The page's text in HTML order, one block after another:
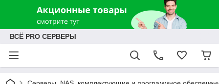
ВСЁ PRO СЕРВЕРЫ